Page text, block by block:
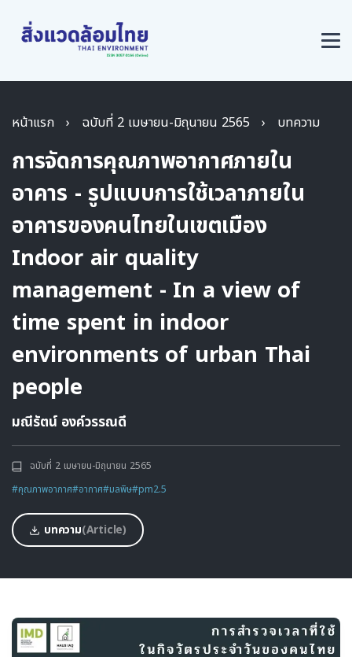
หน้าแรก › ฉบับที่ 2 เมษายน-มิถุนายน 2565 › บทความ
การจัดการคุณภาพอากาศภายใน
อาคาร - รูปแบบการใช้เวลาภายใน
อาคารของคนไทยในเขตเมือง
Indoor air quality
management - In a view of
time spent in indoor
environments of urban Thai
people
มณีรัตน์ องค์วรรณดี
ฉบับที่ 2 เมษายน-มิถุนายน 2565
#คุณภาพอากาศ#อากาศ#มลพิษ#pm2.5
บทความ(Article)